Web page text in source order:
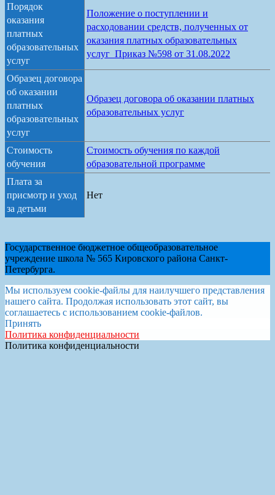
Порядок
оказания
платных
образовательных
услуг
Положение о поступлении и
расходовании средств, полученных от
оказания платных образовательных
услуг_Приказ №598 от 31.08.2022
Образец договора
об оказании
платных
образовательных
услуг
Образец договора об оказании платных
образовательных услуг
Стоимость
обучения
Стоимость обучения по каждой
образовательной программе
Плата за
присмотр и уход
за детьми
Нет
Государственное бюджетное общеобразовательное
учреждение школа № 565 Кировского района Санкт-
Петербурга.
Мы используем cookie-файлы для наилучшего представления
нашего сайта. Продолжая использовать этот сайт, вы
соглашаетесь с использованием cookie-файлов.
Принять
Политика конфиденциальности
Политика конфиденциальности